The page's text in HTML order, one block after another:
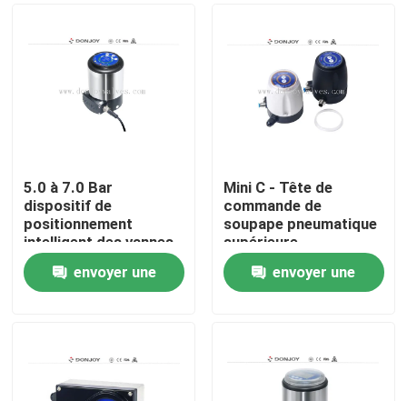
Produits
5.0 à 7.0 Bar
dispositif de
positionnement
intelligent des vannes
envoyer une
Mini C - Tête de
commande de
soupape pneumatique
supérieure
envoyer une